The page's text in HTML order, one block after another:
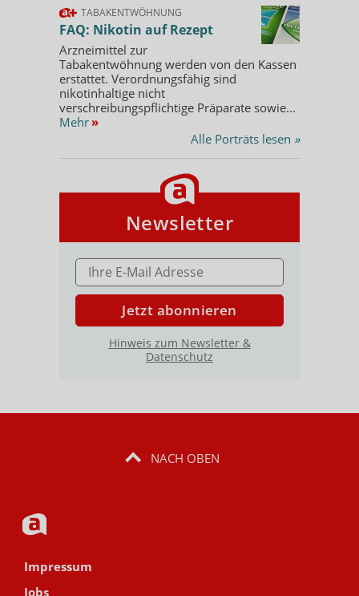
TABAKENTWÖHNUNG
FAQ: Nikotin auf Rezept
Arzneimittel zur
Tabakentwöhnung werden von den Kassen
erstattet. Verordnungsfähig sind
nikotinhaltige nicht
verschreibungspflichtige Präparate sowie...
Mehr »
Alle Porträts lesen »
Newsletter
E-MAIL ADRESSE
Jetzt abonnieren
Hinweis zum Newsletter &
Datenschutz
NACH OBEN
Impressum
Jobs